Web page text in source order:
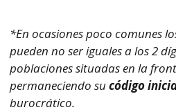
*En ocasiones poco comunes
pueden no ser iguales a los 2
poblaciones situadas en la
permaneciendo sucódigo
burocrático.